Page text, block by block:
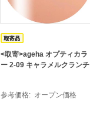
<取寄>ageha オプティカラ
ー 2-09 キャラメルクランチ
参考価格 オープン価格